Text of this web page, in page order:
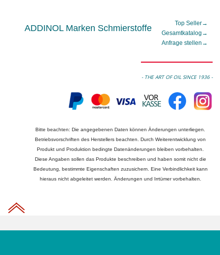
ADDINOL Marken Schmierstoffe Top Seller→
Gesamtkatalog →
Anfrage stellen →
- THE ART OF OIL SINCE 1936 -
Bitte beachten: Die angegebenen Daten können Änderungen unterliegen.
Betriebsvorschriften des Herstellers beachten. Durch Weiterentwicklung von
Produkt und Produktion bedingte Datenänderungen bleiben vorbehalten.
Diese Angaben sollen das Produkte beschreiben und haben somit nicht die
Bedeutung, bestimmte Eigenschaften zuzusichern. Eine Verbindlichkeit kann
hieraus nicht abgeleitet werden. Änderungen und Irrtümer vorbehalten.